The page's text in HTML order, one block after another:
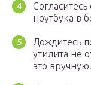
ноутбука в
Дождитесь
утилита не
это вручную.